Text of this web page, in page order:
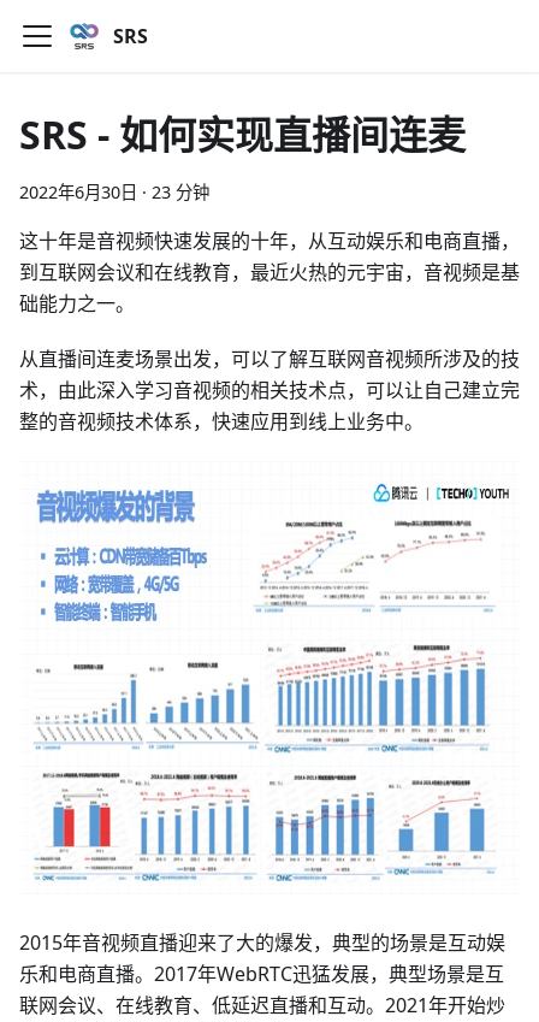
SRS
SRS - 如何实现直播间连麦
2022年6月30日 · 23 分钟
这十年是音视频快速发展的十年，从互动娱乐和电商直播，
到互联网会议和在线教育，最近火热的元宇宙，音视频是基
础能力之一。
从直播间连麦场景出发，可以了解互联网音视频所涉及的技
术，由此深入学习音视频的相关技术点，可以让自己建立完
整的音视频技术体系，快速应用到线上业务中。
2015年音视频直播迎来了大的爆发，典型的场景是互动娱
乐和电商直播。2017年WebRTC迅猛发展，典型场景是互
联网会议、在线教育、低延迟直播和互动。2021年开始炒